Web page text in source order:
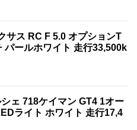
サス RC F 5.0 オプションT
パールホワイト 走行33,500k
ェ 718ケイマン GT4 1オー
ライト ホワイト 走行17,4